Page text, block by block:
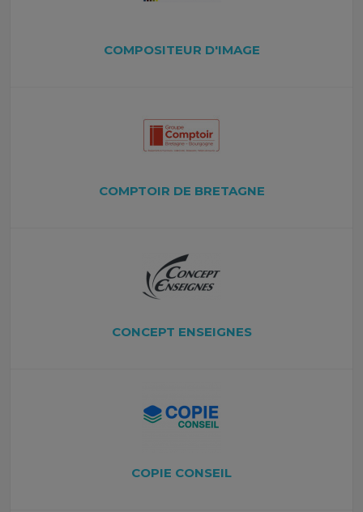
COMPOSITEUR D'IMAGE
COMPTOIR DE BRETAGNE
CONCEPT ENSEIGNES
COPIE CONSEIL